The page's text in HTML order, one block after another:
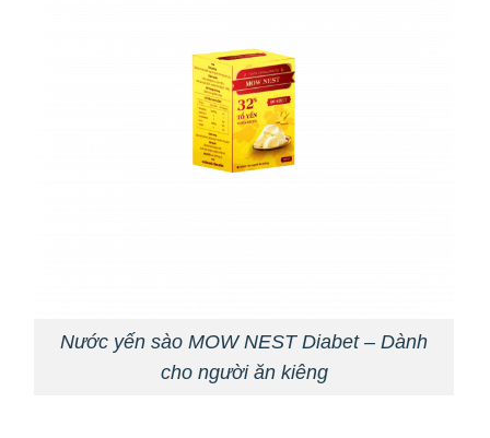
Nước yến sào MOW NEST Diabet – Dành
cho người ăn kiêng